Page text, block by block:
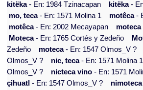
kitëka- En: 1984 Tzinacapan kitëka-
mo, teca- En: 1571 Molina 1 motêca-
motêca- En: 2002 Mecayapan moteca
Moteca- En: 1765 Cortés y Zedeño
Zedeño
moteca- En: 1547 Olmos_V ?
Olmos_V ?
nic, teca- En: 1571 Molina 1
Olmos_V ?
nicteca vino - En: 1571
çihuatl - En: 1547 Olmos_V ? nimoteca